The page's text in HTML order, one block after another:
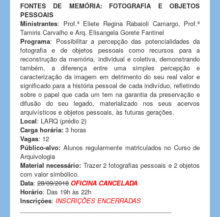
FONTES DE MEMÓRIA: FOTOGRAFIA E OBJETOS
PESSOAIS
Ministrantes: Prof.ª Eliete Regina Rabaioli Camargo, Prof.ª
Tamiris Carvalho e Arq. Elisangela Gorete Fantinel
Programa: Possibilitar a percepção das potencialidades da
fotografia e de objetos pessoais como recursos para a
reconstrução da memória, individual e coletiva, demonstrando
também, a diferença entre uma simples percepção e
caracterização da imagem em detrimento do seu real valor e
significado para a história pessoal de cada indivíduo, refletindo
sobre o papel que cada um tem na garantia da preservação e
difusão do seu legado, materializado nos seus acervos
arquivísticos e objetos pessoais, às futuras gerações.
Local: LARQ (prédio 2)
Carga horária: 3 horas
Vagas: 12
Público-alvo: Alunos regularmente matriculados no Curso de
Arquivologia
Material necessário: Trazer 2 fotografias pessoais e 2 objetos
com valor simbólico.
Data: 28/09/2018 OFICINA CANCELADA
Horário: Das 19h às 22h
Inscrições: INSCRIÇÕES ENCERRADAS